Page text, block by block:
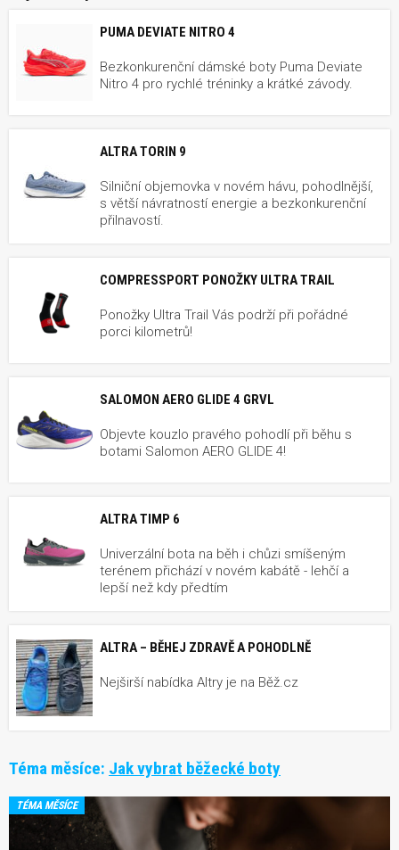
PUMA DEVIATE NITRO 4
Bezkonkurenční dámské boty Puma Deviate
Nitro 4 pro rychlé tréninky a krátké závody.
ALTRA TORIN 9
Silniční objemovka v novém hávu, pohodlnější,
s větší návratností energie a bezkonkurenční
přilnavostí.
COMPRESSPORT PONOŽKY ULTRA TRAIL
Ponožky Ultra Trail Vás podrží při pořádné
porci kilometrů!
SALOMON AERO GLIDE 4 GRVL
Objevte kouzlo pravého pohodlí při běhu s
botami Salomon AERO GLIDE 4!
ALTRA TIMP 6
Univerzální bota na běh i chůzi smíšeným
terénem přichází v novém kabátě - lehčí a
lepší než kdy předtím
ALTRA – BĚHEJ ZDRAVĚ A POHODLNĚ
Nejširší nabídka Altry je na Běž.cz
Téma měsíce: Jak vybrat běžecké boty
TÉMA MĚSÍCE